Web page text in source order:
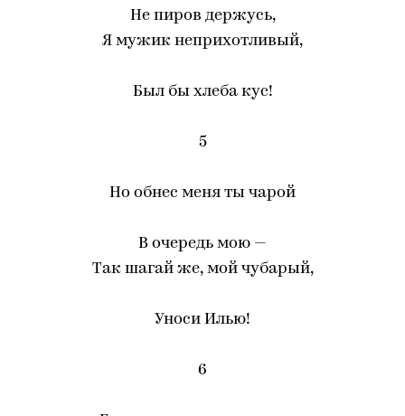
Не пиров держусь,
Я мужик неприхотливый,
Был бы хлеба кус!
5
Но обнес меня ты чарой
В очередь мою —
Так шагай же, мой чубарый,
Уноси Илью!
6